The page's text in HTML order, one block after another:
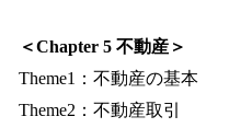
＜Chapter 5 不動産＞
Theme1：不動産の基本
Theme2：不動産取引